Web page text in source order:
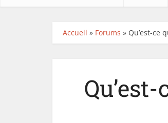
Accueil » Forums » Qu’est-ce